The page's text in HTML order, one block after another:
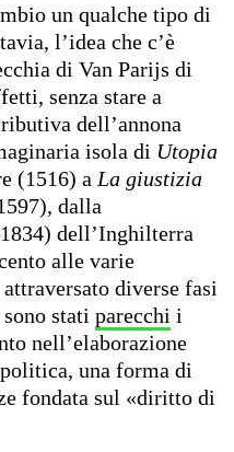
un qualche tipo di
l’idea che c’è
di Van Parijs di
senza stare a
dell’annona
isola di Utopia
(1516) a La giustizia
dalla
dell’Inghilterra
alle varie
diverse fasi
stati parecchi i
nell’elaborazione
una forma di
fondata sul «diritto di